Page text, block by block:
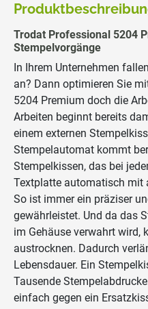
Trodat Professional 5204
Stempelvorgänge
In Ihrem Unternehmen
an? Dann optimieren Sie
5204 Premium doch die
Arbeiten beginnt bereits
einem externen
Stempelautomat kommt
Stempelkissen, das bei
Textplatte automatisch mit
So ist immer ein präziser
gewährleistet. Und da das
im Gehäuse verwahrt wird,
austrocknen. Dadurch
Lebensdauer. Ein
Tausende
einfach gegen ein